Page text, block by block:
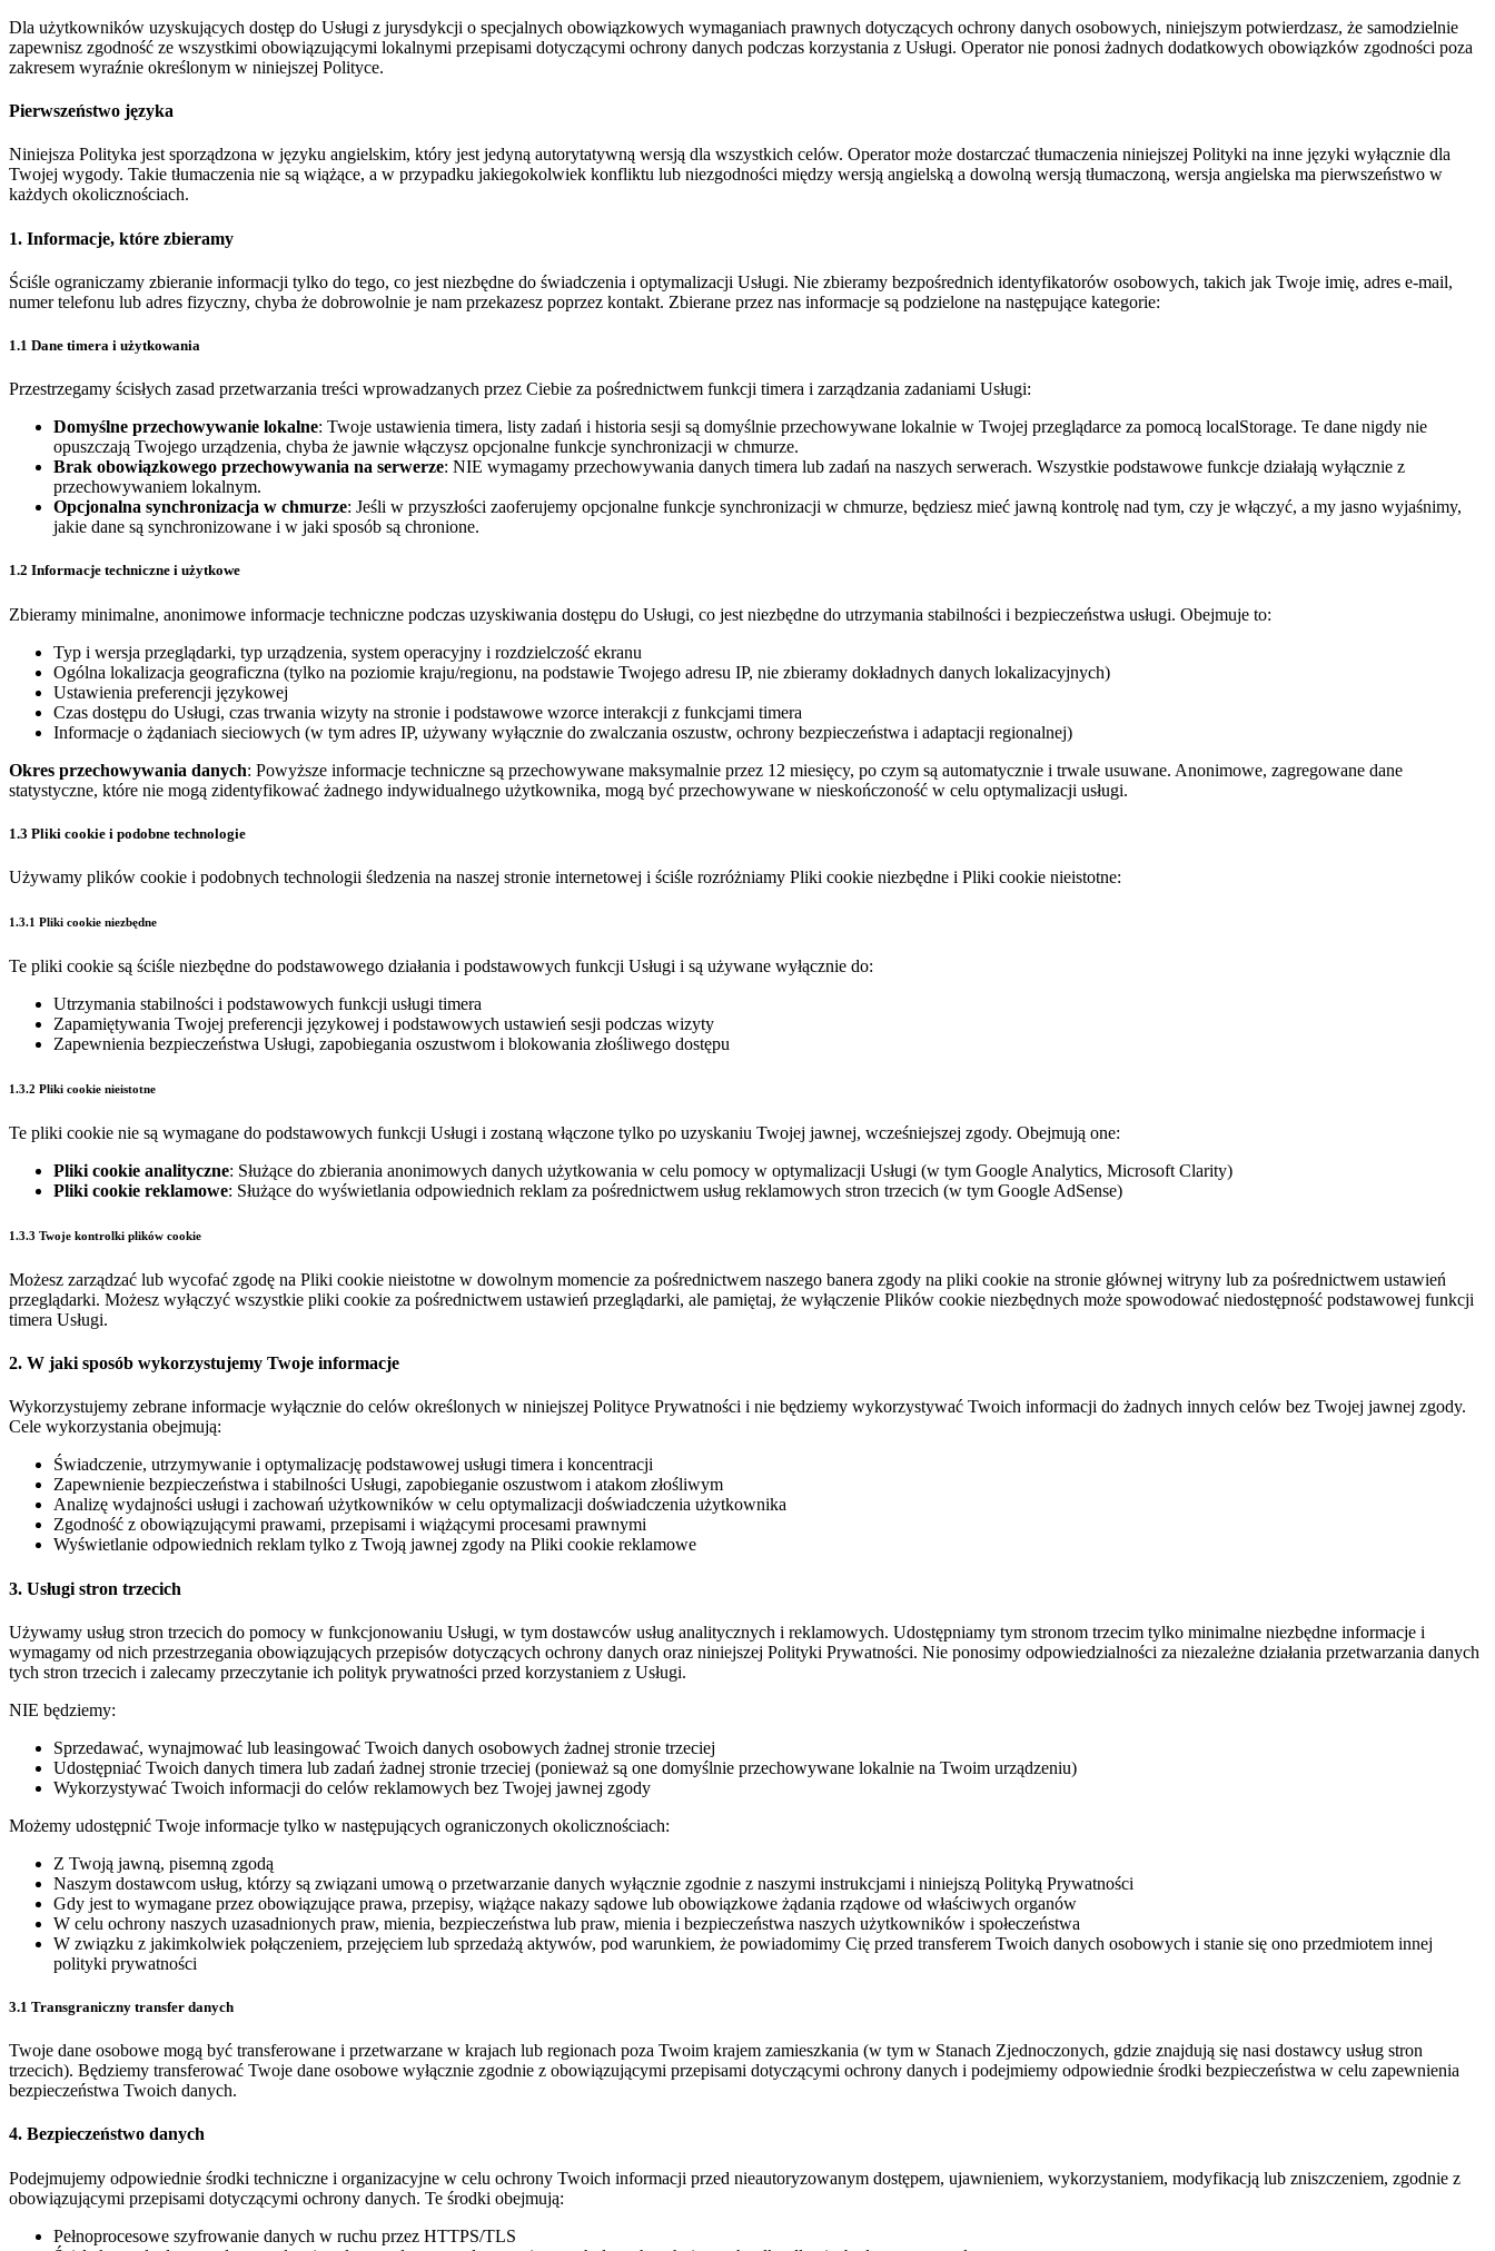
Dla użytkowników uzyskujących dostęp do Usługi z jurysdykcji o specjalnych obowiązkowych wymaganiach prawnych dotyczących ochrony danych osobowych, niniejszym potwierdzasz, że samodzielnie
zapewnisz zgodność ze wszystkimi obowiązującymi lokalnymi przepisami dotyczącymi ochrony danych podczas korzystania z Usługi. Operator nie ponosi żadnych dodatkowych obowiązków zgodności poza
zakresem wyraźnie określonym w niniejszej Polityce.
Pierwszeństwo języka
Niniejsza Polityka jest sporządzona w języku angielskim, który jest jedyną autorytatywną wersją dla wszystkich celów. Operator może dostarczać tłumaczenia niniejszej Polityki na inne języki wyłącznie dla
Twojej wygody. Takie tłumaczenia nie są wiążące, a w przypadku jakiegokolwiek konfliktu lub niezgodności między wersją angielską a dowolną wersją tłumaczoną, wersja angielska ma pierwszeństwo w
każdych okolicznościach.
1. Informacje, które zbieramy
Ściśle ograniczamy zbieranie informacji tylko do tego, co jest niezbędne do świadczenia i optymalizacji Usługi. Nie zbieramy bezpośrednich identyfikatorów osobowych, takich jak Twoje imię, adres e-mail,
numer telefonu lub adres fizyczny, chyba że dobrowolnie je nam przekazesz poprzez kontakt. Zbierane przez nas informacje są podzielone na następujące kategorie:
1.1 Dane timera i użytkowania
Przestrzegamy ścisłych zasad przetwarzania treści wprowadzanych przez Ciebie za pośrednictwem funkcji timera i zarządzania zadaniami Usługi:
Domyślne przechowywanie lokalne: Twoje ustawienia timera, listy zadań i historia sesji są domyślnie przechowywane lokalnie w Twojej przeglądarce za pomocą localStorage. Te dane nigdy nie
opuszczają Twojego urządzenia, chyba że jawnie włączysz opcjonalne funkcje synchronizacji w chmurze.
Brak obowiązkowego przechowywania na serwerze: NIE wymagamy przechowywania danych timera lub zadań na naszych serwerach. Wszystkie podstawowe funkcje działają wyłącznie z
przechowywaniem lokalnym.
Opcjonalna synchronizacja w chmurze: Jeśli w przyszłości zaoferujemy opcjonalne funkcje synchronizacji w chmurze, będziesz mieć jawną kontrolę nad tym, czy je włączyć, a my jasno wyjaśnimy,
jakie dane są synchronizowane i w jaki sposób są chronione.
1.2 Informacje techniczne i użytkowe
Zbieramy minimalne, anonimowe informacje techniczne podczas uzyskiwania dostępu do Usługi, co jest niezbędne do utrzymania stabilności i bezpieczeństwa usługi. Obejmuje to:
Typ i wersja przeglądarki, typ urządzenia, system operacyjny i rozdzielczość ekranu
Ogólna lokalizacja geograficzna (tylko na poziomie kraju/regionu, na podstawie Twojego adresu IP, nie zbieramy dokładnych danych lokalizacyjnych)
Ustawienia preferencji językowej
Czas dostępu do Usługi, czas trwania wizyty na stronie i podstawowe wzorce interakcji z funkcjami timera
Informacje o żądaniach sieciowych (w tym adres IP, używany wyłącznie do zwalczania oszustw, ochrony bezpieczeństwa i adaptacji regionalnej)
Okres przechowywania danych: Powyższe informacje techniczne są przechowywane maksymalnie przez 12 miesięcy, po czym są automatycznie i trwale usuwane. Anonimowe, zagregowane dane
statystyczne, które nie mogą zidentyfikować żadnego indywidualnego użytkownika, mogą być przechowywane w nieskończoność w celu optymalizacji usługi.
1.3 Pliki cookie i podobne technologie
Używamy plików cookie i podobnych technologii śledzenia na naszej stronie internetowej i ściśle rozróżniamy Pliki cookie niezbędne i Pliki cookie nieistotne:
1.3.1 Pliki cookie niezbędne
Te pliki cookie są ściśle niezbędne do podstawowego działania i podstawowych funkcji Usługi i są używane wyłącznie do:
Utrzymania stabilności i podstawowych funkcji usługi timera
Zapamiętywania Twojej preferencji językowej i podstawowych ustawień sesji podczas wizyty
Zapewnienia bezpieczeństwa Usługi, zapobiegania oszustwom i blokowania złośliwego dostępu
1.3.2 Pliki cookie nieistotne
Te pliki cookie nie są wymagane do podstawowych funkcji Usługi i zostaną włączone tylko po uzyskaniu Twojej jawnej, wcześniejszej zgody. Obejmują one:
Pliki cookie analityczne: Służące do zbierania anonimowych danych użytkowania w celu pomocy w optymalizacji Usługi (w tym Google Analytics, Microsoft Clarity)
Pliki cookie reklamowe: Służące do wyświetlania odpowiednich reklam za pośrednictwem usług reklamowych stron trzecich (w tym Google AdSense)
1.3.3 Twoje kontrolki plików cookie
Możesz zarządzać lub wycofać zgodę na Pliki cookie nieistotne w dowolnym momencie za pośrednictwem naszego banera zgody na pliki cookie na stronie głównej witryny lub za pośrednictwem ustawień
przeglądarki. Możesz wyłączyć wszystkie pliki cookie za pośrednictwem ustawień przeglądarki, ale pamiętaj, że wyłączenie Plików cookie niezbędnych może spowodować niedostępność podstawowej funkcji
timera Usługi.
2. W jaki sposób wykorzystujemy Twoje informacje
Wykorzystujemy zebrane informacje wyłącznie do celów określonych w niniejszej Polityce Prywatności i nie będziemy wykorzystywać Twoich informacji do żadnych innych celów bez Twojej jawnej zgody.
Cele wykorzystania obejmują:
Świadczenie, utrzymywanie i optymalizację podstawowej usługi timera i koncentracji
Zapewnienie bezpieczeństwa i stabilności Usługi, zapobieganie oszustwom i atakom złośliwym
Analizę wydajności usługi i zachowań użytkowników w celu optymalizacji doświadczenia użytkownika
Zgodność z obowiązującymi prawami, przepisami i wiążącymi procesami prawnymi
Wyświetlanie odpowiednich reklam tylko z Twoją jawnej zgody na Pliki cookie reklamowe
3. Usługi stron trzecich
Używamy usług stron trzecich do pomocy w funkcjonowaniu Usługi, w tym dostawców usług analitycznych i reklamowych. Udostępniamy tym stronom trzecim tylko minimalne niezbędne informacje i
wymagamy od nich przestrzegania obowiązujących przepisów dotyczących ochrony danych oraz niniejszej Polityki Prywatności. Nie ponosimy odpowiedzialności za niezależne działania przetwarzania danych
tych stron trzecich i zalecamy przeczytanie ich polityk prywatności przed korzystaniem z Usługi.
NIE będziemy:
Sprzedawać, wynajmować lub leasingować Twoich danych osobowych żadnej stronie trzeciej
Udostępniać Twoich danych timera lub zadań żadnej stronie trzeciej (ponieważ są one domyślnie przechowywane lokalnie na Twoim urządzeniu)
Wykorzystywać Twoich informacji do celów reklamowych bez Twojej jawnej zgody
Możemy udostępnić Twoje informacje tylko w następujących ograniczonych okolicznościach:
Z Twoją jawną, pisemną zgodą
Naszym dostawcom usług, którzy są związani umową o przetwarzanie danych wyłącznie zgodnie z naszymi instrukcjami i niniejszą Polityką Prywatności
Gdy jest to wymagane przez obowiązujące prawa, przepisy, wiążące nakazy sądowe lub obowiązkowe żądania rządowe od właściwych organów
W celu ochrony naszych uzasadnionych praw, mienia, bezpieczeństwa lub praw, mienia i bezpieczeństwa naszych użytkowników i społeczeństwa
W związku z jakimkolwiek połączeniem, przejęciem lub sprzedażą aktywów, pod warunkiem, że powiadomimy Cię przed transferem Twoich danych osobowych i stanie się ono przedmiotem innej
polityki prywatności
3.1 Transgraniczny transfer danych
Twoje dane osobowe mogą być transferowane i przetwarzane w krajach lub regionach poza Twoim krajem zamieszkania (w tym w Stanach Zjednoczonych, gdzie znajdują się nasi dostawcy usług stron
trzecich). Będziemy transferować Twoje dane osobowe wyłącznie zgodnie z obowiązującymi przepisami dotyczącymi ochrony danych i podejmiemy odpowiednie środki bezpieczeństwa w celu zapewnienia
bezpieczeństwa Twoich danych.
4. Bezpieczeństwo danych
Podejmujemy odpowiednie środki techniczne i organizacyjne w celu ochrony Twoich informacji przed nieautoryzowanym dostępem, ujawnieniem, wykorzystaniem, modyfikacją lub zniszczeniem, zgodnie z
obowiązującymi przepisami dotyczącymi ochrony danych. Te środki obejmują:
Pełnoprocesowe szyfrowanie danych w ruchu przez HTTPS/TLS